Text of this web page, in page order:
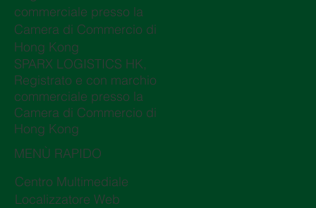
commerciale presso la
Camera di Commercio di
Hong Kong
SPARX LOGISTICS HK,
Registrato e con marchio
commerciale presso la
Camera di Commercio di
Hong Kong
MENÙ RAPIDO
Centro Multimediale
Localizzatore Web